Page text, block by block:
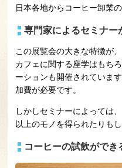
日本各地からコーヒー卸業
専門家によるセミナー
この展覧会の大きな特徴が
カフェに関する座学はもち
ーションも開催されていま
加費が必要です。
しかしセミナーによっては
以上のモノを得られたりもし
コーヒーの試飲ができ